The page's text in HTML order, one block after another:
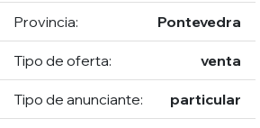
Provincia: Pontevedra
Tipo de oferta: venta
Tipo de anunciante: particular